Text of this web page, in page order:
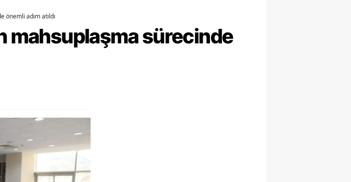
önemli adım atıldı
mahsuplaşma sürecinde